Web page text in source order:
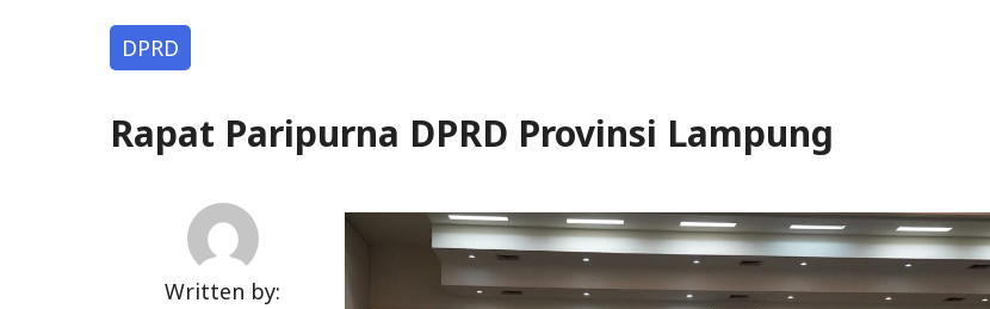
DPRD
Rapat Paripurna DPRD Provinsi Lampung
Written by: